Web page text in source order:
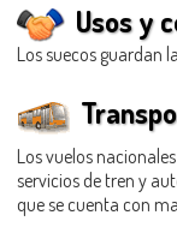
Usos y
Los suecos guardan
Los vuelos
servicios de tren y
que se cuenta con